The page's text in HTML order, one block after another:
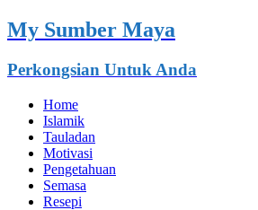
My Sumber Maya
Perkongsian Untuk Anda
Home
Islamik
Tauladan
Motivasi
Pengetahuan
Semasa
Resepi